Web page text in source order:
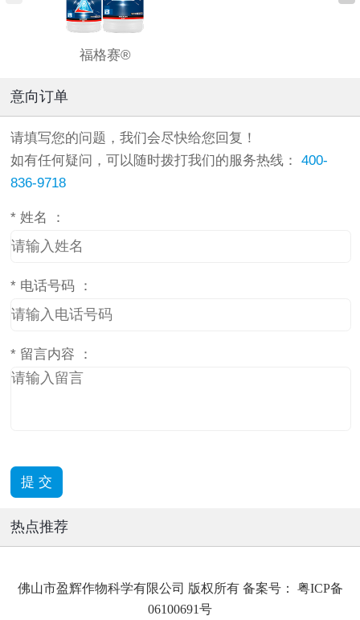
福格赛®
意向订单
请填写您的问题，我们会尽快给您回复！
如有任何疑问，可以随时拨打我们的服务热线： 400-
836-9718
* 姓名 ：
* 电话号码 ：
* 留言内容 ：
热点推荐
佛山市盈辉作物科学有限公司 版权所有 备案号： 粤ICP备
06100691号